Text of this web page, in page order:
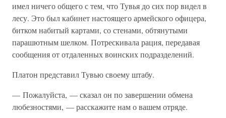
имел ничего общего с тем, что Тувья до сих пор видел в
лесу. Это был кабинет настоящего армейского офицера,
битком набитый картами, со стенами, обтянутыми
парашютным шелком. Потрескивала рация, передавая
сообщения от отдаленных воинских подразделений.
Платон представил Тувью своему штабу.
— Пожалуйста, — сказал он по завершении обмена
любезностями, — расскажите нам о вашем отряде.